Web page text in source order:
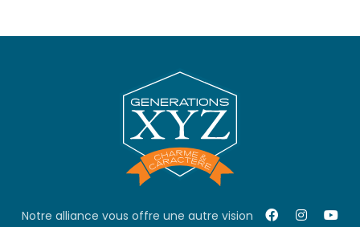
Notre alliance vous offre une autre vision